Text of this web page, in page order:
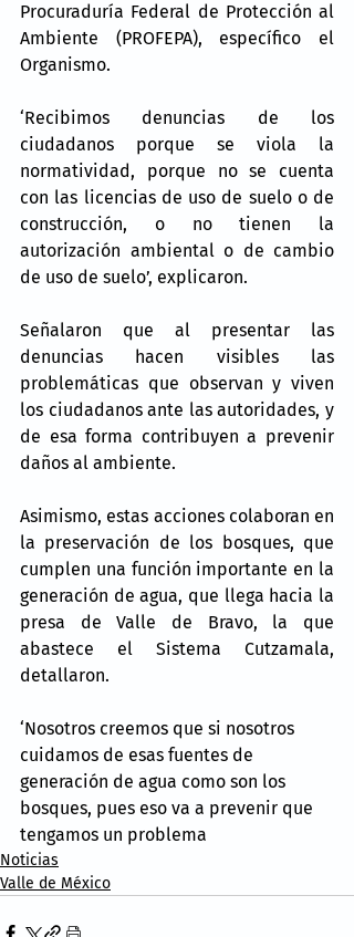
Procuraduría Federal de Protección al
Ambiente (PROFEPA), específico el
Organismo.
‘Recibimos denuncias de los
ciudadanos porque se viola la
normatividad, porque no se cuenta
con las licencias de uso de suelo o de
construcción, o no tienen la
autorización ambiental o de cambio
de uso de suelo’, explicaron.
Señalaron que al presentar las
denuncias hacen visibles las
problemáticas que observan y viven
los ciudadanos ante las autoridades, y
de esa forma contribuyen a prevenir
daños al ambiente.
Asimismo, estas acciones colaboran en
la preservación de los bosques, que
cumplen una función importante en la
generación de agua, que llega hacia la
presa de Valle de Bravo, la que
abastece el Sistema Cutzamala,
detallaron.
‘Nosotros creemos que si nosotros
cuidamos de esas fuentes de
generación de agua como son los
bosques, pues eso va a prevenir que
tengamos un problema
Noticias
Valle de México